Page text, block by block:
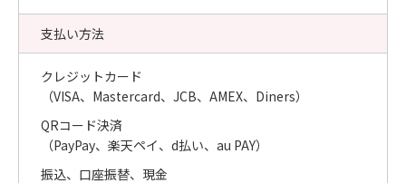
支払い方法
クレジットカード
（VISA、Mastercard、JCB、AMEX、Diners）
QRコード決済
（PayPay、楽天ペイ、d払い、au PAY）
振込、口座振替、現金